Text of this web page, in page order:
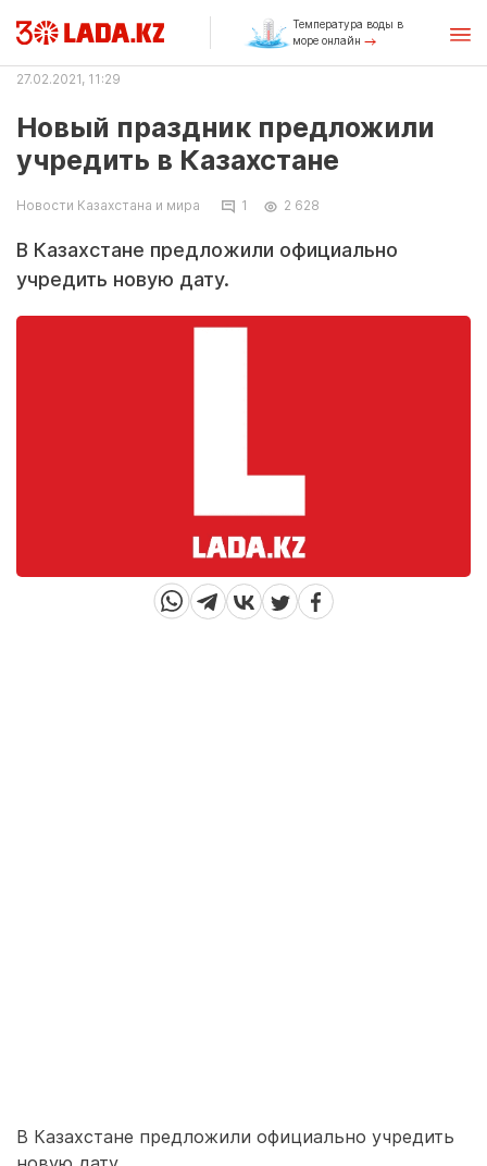
Температура воды в
море онлайн
27.02.2021, 11:29
Новый праздник предложили
учредить в Казахстане
Новости Казахстана и мира 1 2 628
В Казахстане предложили официально
учредить новую дату.
В Казахстане предложили официально учредить